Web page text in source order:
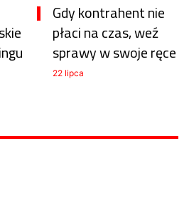
Gdy kontrahent nie
płaci na czas, weź
sprawy w swoje ręce
22 lipca